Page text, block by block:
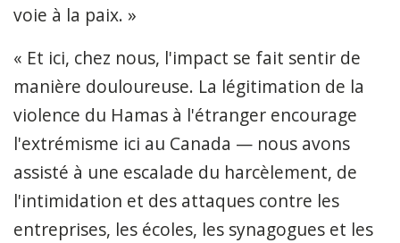
voie à la paix. »
« Et ici, chez nous, l'impact se fait sentir de
manière douloureuse. La légitimation de la
violence du Hamas à l'étranger encourage
l'extrémisme ici au Canada — nous avons
assisté à une escalade du harcèlement, de
l'intimidation et des attaques contre les
entreprises, les écoles, les synagogues et les